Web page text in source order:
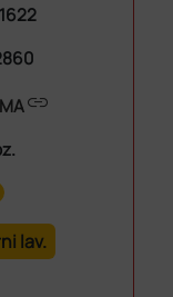
link
lav.